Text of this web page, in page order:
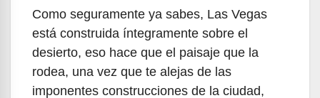
Como seguramente ya sabes, Las Vegas
está construida íntegramente sobre el
desierto, eso hace que el paisaje que la
rodea, una vez que te alejas de las
imponentes construcciones de la ciudad,